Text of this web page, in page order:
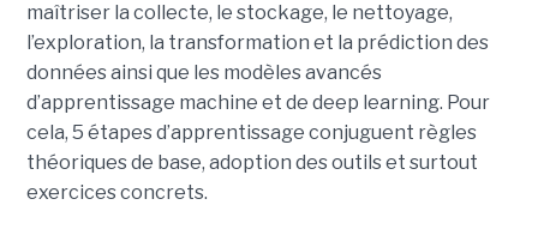
maîtriser la collecte, le stockage, le nettoyage,
l’exploration, la transformation et la prédiction des
données ainsi que les modèles avancés
d’apprentissage machine et de deep learning. Pour
cela, 5 étapes d’apprentissage conjuguent règles
théoriques de base, adoption des outils et surtout
exercices concrets.